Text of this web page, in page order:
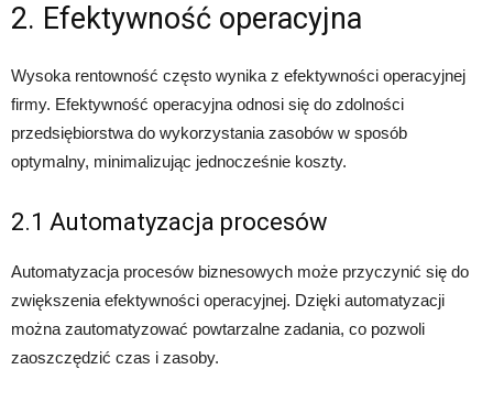
2. Efektywność operacyjna
Wysoka rentowność często wynika z efektywności operacyjnej
firmy. Efektywność operacyjna odnosi się do zdolności
przedsiębiorstwa do wykorzystania zasobów w sposób
optymalny, minimalizując jednocześnie koszty.
2.1 Automatyzacja procesów
Automatyzacja procesów biznesowych może przyczynić się do
zwiększenia efektywności operacyjnej. Dzięki automatyzacji
można zautomatyzować powtarzalne zadania, co pozwoli
zaoszczędzić czas i zasoby.